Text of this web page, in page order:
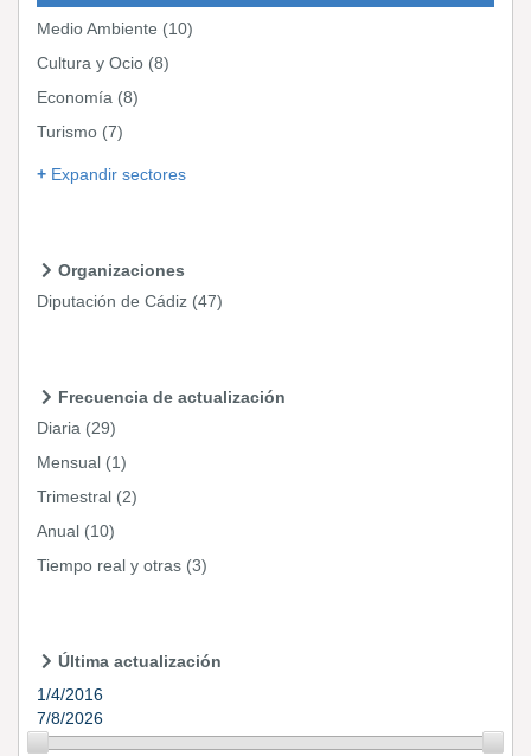
Medio Ambiente (10)
Cultura y Ocio (8)
Economía (8)
Turismo (7)
Expandir sectores
Organizaciones
Diputación de Cádiz (47)
Frecuencia de actualización
Diaria (29)
Mensual (1)
Trimestral (2)
Anual (10)
Tiempo real y otras (3)
Última actualización
1/4/2016
7/8/2026